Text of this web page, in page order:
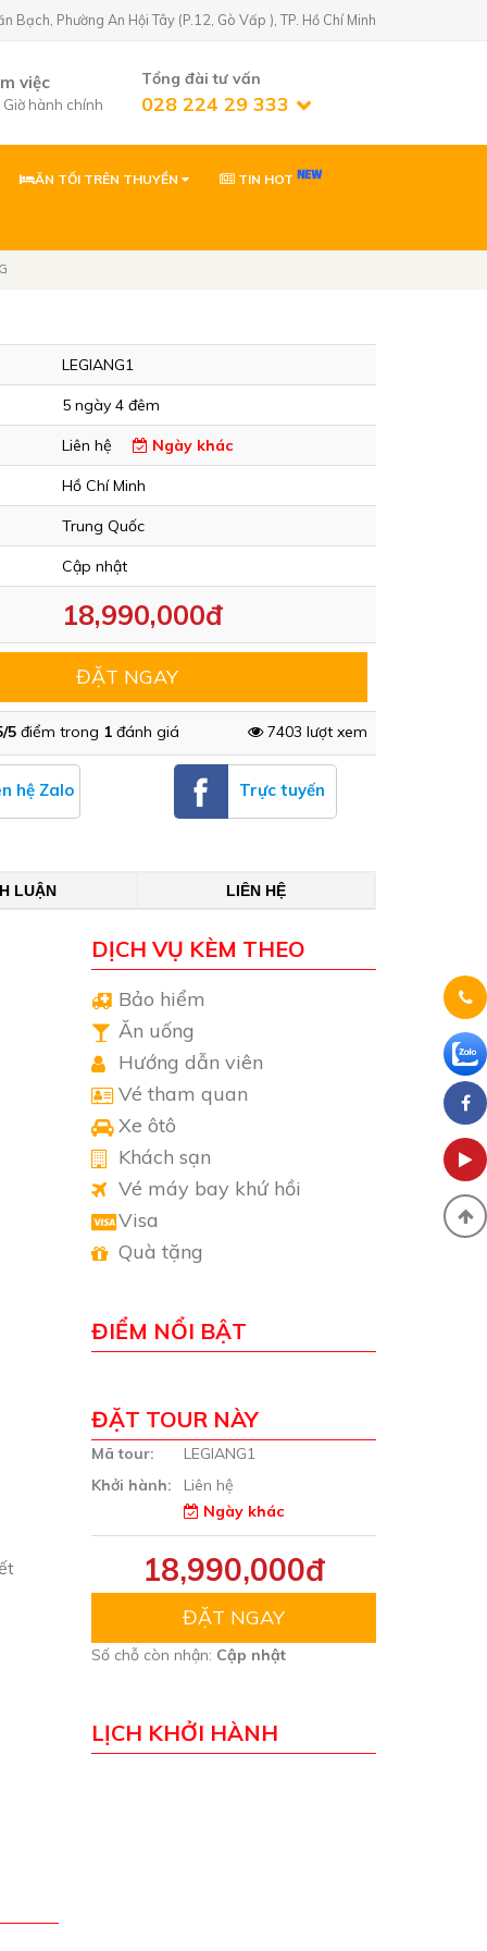
Bạch, Phường An Hội Tây (P.12, Gò Vấp ), TP. Hồ Chí Minh
việc
Giờ hành chính
Tổng đài tư vấn
028 224 29 333
Golf) 02822429333
Gia Lai
ĂN TỐI TRÊN THUYỀN TIN HOT
LEGIANG1
5 ngày 4 đêm
Liên hệ Ngày khác
Hồ Chí Minh
Trung Quốc
Cập nhật
18,990,000đ
ĐẶT NGAY
5điểm trong 1đánh giá 7403 lượt xem
hệ Zalo Trực tuyến
LUẬN LIÊN HỆ
DỊCH VỤ KÈM THEO
Bảo hiểm
Ăn uống
Hướng dẫn viên
Vé tham quan
Xe ôtô
Khách sạn
Vé máy bay khứ hồi
Visa
Quà tặng
ĐIỂM NỔI BẬT
ĐẶT TOUR NÀY
Mã tour:
LEGIANG1
Khởi hành:
Liên hệ
Ngày khác
18,990,000đ
ĐẶT NGAY
Số chỗ còn nhận: Cập nhật
LỊCH KHỞI HÀNH